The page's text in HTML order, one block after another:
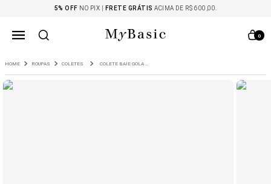
5% OFF NO PIX | FRETE GRÁTIS ACIMA DE R$ 600,00.
0
ROUPAS COLETES COLETE BAIE GOLA V EM TRICOT MARINHO